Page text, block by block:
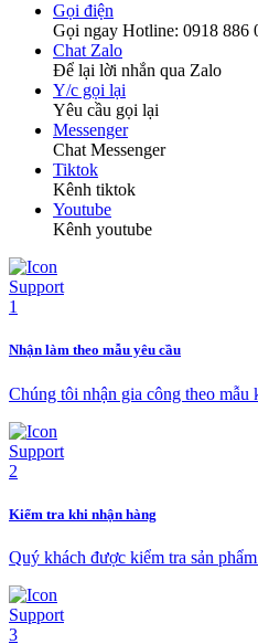
Gọi điện
Gọi ngay Hotline: 0918 886
Chat Zalo
Để lại lời nhắn qua Zalo
Y/c gọi lại
Yêu cầu gọi lại
Messenger
Chat Messenger
Tiktok
Kênh tiktok
Youtube
Kênh youtube
Nhận làm theo mẫu yêu cầu
Chúng tôi nhận gia công theo mẫu
Kiểm tra khi nhận hàng
Quý khách được kiểm tra sản